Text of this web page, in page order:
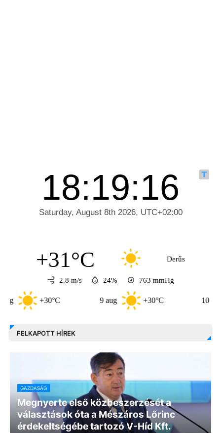
+31°C Derűs
2.8 m/s 24% 763 mmHg
+30°C +30°C 10 aug
FELKAPOTT HÍREK
GAZDASÁG
Megnyerte első közbeszerzését a
választások óta a Mészáros Lőrinc
érdekeltségébe tartozó V-Híd Kft.